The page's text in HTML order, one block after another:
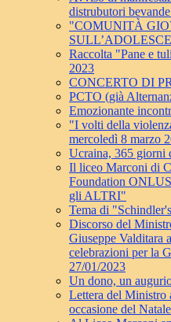
distrubutori
"COMUNITÀ
Raccolta "Pane e
2023
CONCERTO DI
PCTO (già
Emozionante
"I volti della
mercoledì 8 marzo
Ucraina, 365 giorni
Il liceo Marconi di
Foundation
gli ALTRI"
Tema di
Discorso del
Giuseppe Valditara
celebrazioni per la
27/01/2023
Un dono, un
Lettera del Ministro
occasione del Natale